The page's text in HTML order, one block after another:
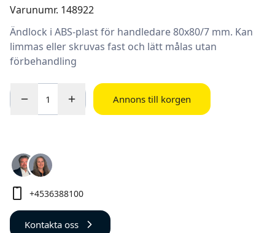
Varunumr. 148922
Ändlock i ABS-plast för handledare 80x80/7 mm. Kan
limmas eller skruvas fast och lätt målas utan
förbehandling
Annons till korgen
+4536388100
Kontakta oss